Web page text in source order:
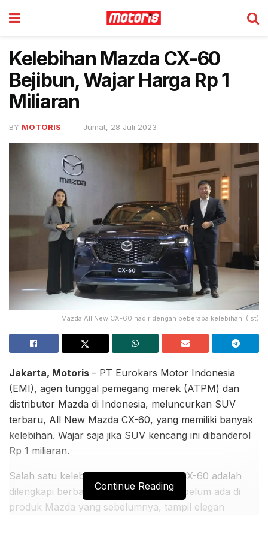
Kelebihan Mazda CX-60
Bejibun, Wajar Harga Rp 1
Miliaran
BY MOTORIS Jumat, 28 Juli 2023
Mazda All New CX-60 hadir dengan beberapa kelebihan. (ist)
Jakarta, Motoris – PT Eurokars Motor Indonesia
(EMI), agen tunggal pemegang merek (ATPM) dan
distributor Mazda di Indonesia, meluncurkan SUV
terbaru, All New Mazda CX-60, yang memiliki banyak
kelebihan. Wajar saja jika SUV kencang ini dibanderol
Rp 1 miliaran.
Salah satu kelebihan All-New Mazda CX-60 adalah
dilengkapi berbagai fitur terbaru yang belum ada di
produk Mazda yang sebelumnya, tampil elegan
Continue Reading